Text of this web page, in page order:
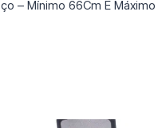
– Mínimo 66Cm E